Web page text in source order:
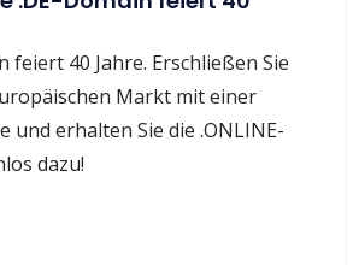
feiert 40 Jahre. Erschließen Sie
Markt mit einer
und erhalten Sie die .ONLINE-
dazu!